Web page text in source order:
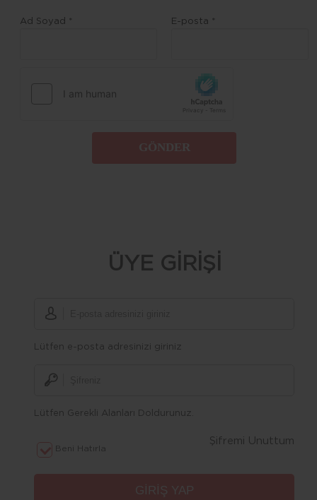
Ad Soyad * E-posta *
ÜYE GİRİŞİ
Lütfen e-posta adresinizi giriniz
Lütfen Gerekli Alanları Doldurunuz.
Beni Hatırla
Şifremi Unuttum